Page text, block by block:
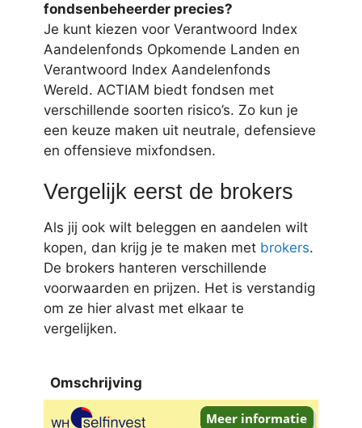
fondsenbeheerder precies?
Je kunt kiezen voor Verantwoord Index
Aandelenfonds Opkomende Landen en
Verantwoord Index Aandelenfonds
Wereld. ACTIAM biedt fondsen met
verschillende soorten risico’s. Zo kun je
een keuze maken uit neutrale, defensieve
en offensieve mixfondsen.
Vergelijk eerst de brokers
Als jij ook wilt beleggen en aandelen wilt
kopen, dan krijg je te maken met brokers.
De brokers hanteren verschillende
voorwaarden en prijzen. Het is verstandig
om ze hier alvast met elkaar te
vergelijken.
Omschrijving
Omschrijving